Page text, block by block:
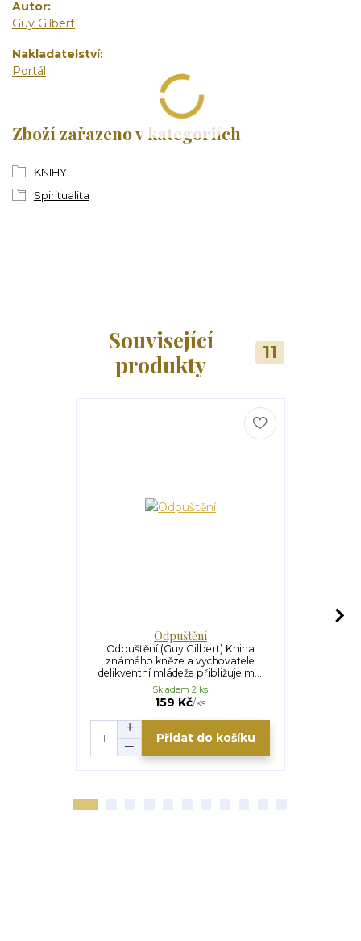
Autor
Guy Gilbert
Nakladatelství
Portál
Zboží zařazeno v kategoriích
KNIHY
Spiritualita
Související
produkty
11
Odpuštění
Odpuštění (Guy Gilbert) Kniha
známého kněze a vychovatele
delikventní mládeže přibližuje m...
159 Kč/ks
Skladem 2 ks
Přidat do košíku